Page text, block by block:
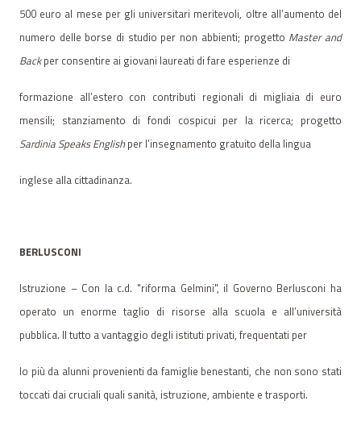
500 euro al mese per gli universitari meritevoli, oltre all’aumento del
numero delle borse di studio per non abbienti; progetto Master and
Backper consentire ai giovani laureati di fare esperienze di
formazione all’estero con contributi regionali di migliaia di euro
mensili; stanziamento di fondi cospicui per la ricerca; progetto
Sardinia Speaks Englishper l’insegnamento gratuito della lingua
inglese alla cittadinanza.
BERLUSCONI
Istruzione – Con la c.d. "riforma Gelmini", il Governo Berlusconi ha
operato un enorme taglio di risorse alla scuola e all’università
pubblica. Il tutto a vantaggio degli istituti privati, frequentati per
lo più da alunni provenienti da famiglie benestanti, che non sono stati
toccati dai cruciali quali sanità, istruzione, ambiente e trasporti.